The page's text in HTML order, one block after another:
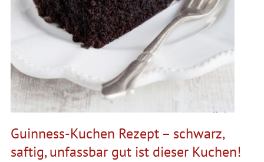
Guinness-Kuchen Rezept – schwarz,
saftig, unfassbar gut ist dieser Kuchen!